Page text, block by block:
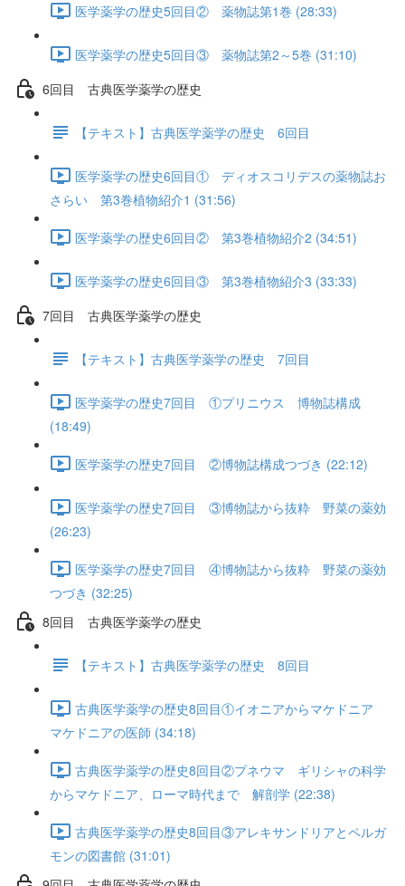
医学薬学の歴史5回目② 薬物誌第1巻 (28:33)
医学薬学の歴史5回目③ 薬物誌第2～5巻 (31:10)
6回目 古典医学薬学の歴史
【テキスト】古典医学薬学の歴史 6回目
医学薬学の歴史6回目① ディオスコリデスの薬物誌お
さらい 第3巻植物紹介1 (31:56)
医学薬学の歴史6回目② 第3巻植物紹介2 (34:51)
医学薬学の歴史6回目③ 第3巻植物紹介3 (33:33)
7回目 古典医学薬学の歴史
【テキスト】古典医学薬学の歴史 7回目
医学薬学の歴史7回目 ①プリニウス 博物誌構成
(18:49)
医学薬学の歴史7回目 ②博物誌構成つづき (22:12)
医学薬学の歴史7回目 ③博物誌から抜粋 野菜の薬効
(26:23)
医学薬学の歴史7回目 ④博物誌から抜粋 野菜の薬効
つづき (32:25)
8回目 古典医学薬学の歴史
【テキスト】古典医学薬学の歴史 8回目
古典医学薬学の歴史8回目①イオニアからマケドニア
マケドニアの医師 (34:18)
古典医学薬学の歴史8回目②プネウマ ギリシャの科学
からマケドニア、ローマ時代まで 解剖学 (22:38)
古典医学薬学の歴史8回目③アレキサンドリアとペルガ
モンの図書館 (31:01)